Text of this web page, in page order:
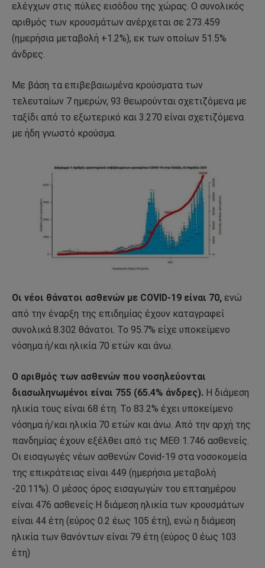
ελέγχων στις πύλες εισόδου της χώρας. Ο συνολικός
αριθμός των κρουσμάτων ανέρχεται σε 273.459
(ημερήσια μεταβολή +1.2%), εκ των οποίων 51.5%
άνδρες.
Με βάση τα επιβεβαιωμένα κρούσματα των
τελευταίων 7 ημερών, 93 θεωρούνται σχετιζόμενα με
ταξίδι από το εξωτερικό και 3.270 είναι σχετιζόμενα
με ήδη γνωστό κρούσμα.
Οι νέοι θάνατοι ασθενών με COVID-19 είναι 70, ενώ
από την έναρξη της επιδημίας έχουν καταγραφεί
συνολικά 8.302 θάνατοι. Το 95.7% είχε υποκείμενο
νόσημα ή/και ηλικία 70 ετών και άνω.
Ο αριθμός των ασθενών που νοσηλεύονται
διασωληνωμένοι είναι 755 (65.4% άνδρες). Η διάμεση
ηλικία τους είναι 68 έτη. To 83.2% έχει υποκείμενο
νόσημα ή/και ηλικία 70 ετών και άνω. Από την αρχή της
πανδημίας έχουν εξέλθει από τις ΜΕΘ 1.746 ασθενείς.
Οι εισαγωγές νέων ασθενών Covid-19 στα νοσοκομεία
της επικράτειας είναι 449 (ημερήσια μεταβολή
-20.11%). Ο μέσος όρος εισαγωγών του επταημέρου
είναι 476 ασθενείς.Η διάμεση ηλικία των κρουσμάτων
είναι 44 έτη (εύρος 0.2 έως 105 έτη), ενώ η διάμεση
ηλικία των θανόντων είναι 79 έτη (εύρος 0 έως 103
έτη)